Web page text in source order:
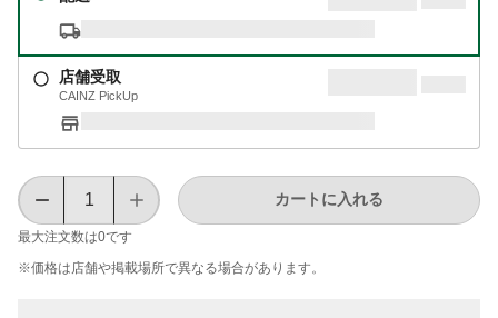
店舗受取
CAINZ PickUp
最大注文数は0です
カートに入れる
※価格は​店舗や​掲載場所で​異なる​場合が​あります。